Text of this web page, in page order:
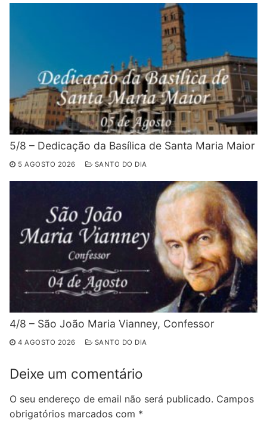
5/8 – Dedicação da Basílica de Santa Maria Maior
5 AGOSTO 2026 SANTO DO DIA
4/8 – São João Maria Vianney, Confessor
4 AGOSTO 2026 SANTO DO DIA
Deixe um comentário
O seu endereço de email não será publicado. Campos
obrigatórios marcados com *